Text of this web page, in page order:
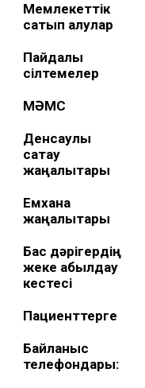
Мемлекеттік
сатып алулар
Пайдалы
сілтемелер
МӘМС
Денсаулық
сақтау
жаңалықтары
Емхана
жаңалықтары
Бас дәрігердің
жеке қабылдау
кестесі
Пациенттерге
Байланыс
телефондары: